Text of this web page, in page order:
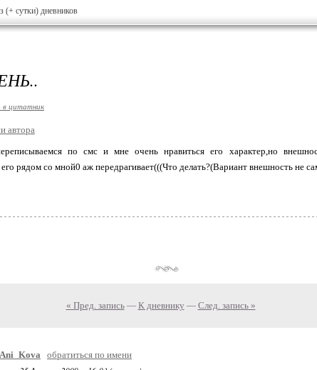
(+ сутки) дневников
в цитатник
автора
по смс и мне очень нравиться его характер,но
рядом со мной0 аж передрагивает(((Что делать?(Вариант внешность не
« Пред. запись— К дневнику — След. запись »
Ani_Kova
обратиться по имени